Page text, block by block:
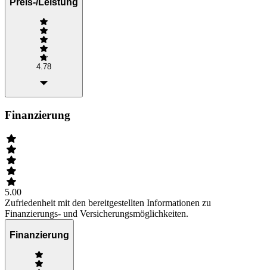
Preis-/Leistung
4.78
Finanzierung
5.00
Zufriedenheit mit den bereitgestellten Informationen zu
Finanzierungs- und Versicherungsmöglichkeiten.
Finanzierung